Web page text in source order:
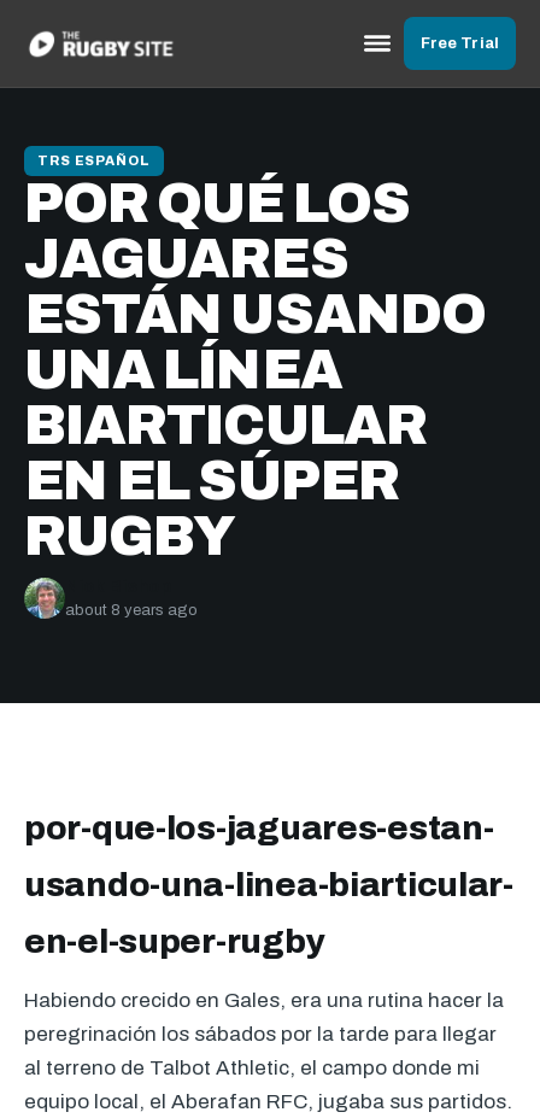
Free Trial
TRS ESPAÑOL
POR QUÉ LOS
JAGUARES
ESTÁN USANDO
UNA LÍNEA
BIARTICULAR
EN EL SÚPER
RUGBY
about 8 years ago
por-que-los-jaguares-estan-
usando-una-linea-biarticular-
en-el-super-rugby
Habiendo crecido en Gales, era una rutina hacer la
peregrinación los sábados por la tarde para llegar
al terreno de Talbot Athletic, el campo donde mi
equipo local, el Aberafan RFC, jugaba sus partidos.